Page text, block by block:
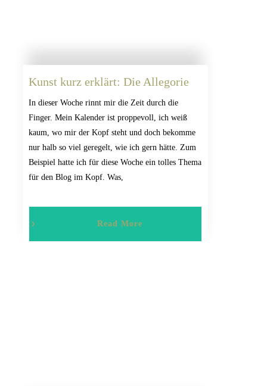
Kunst kurz erklärt: Die Allegorie
In dieser Woche rinnt mir die Zeit durch die
Finger. Mein Kalender ist proppevoll, ich weiß
kaum, wo mir der Kopf steht und doch bekomme
nur halb so viel geregelt, wie ich gern hätte. Zum
Beispiel hatte ich für diese Woche ein tolles Thema
für den Blog im Kopf. Was,
Read More